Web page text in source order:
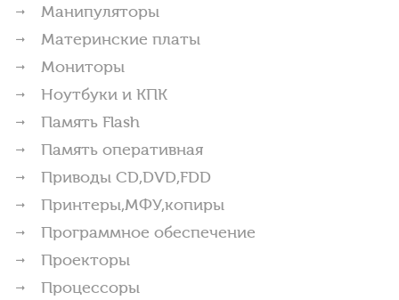
Манипуляторы
Материнские платы
Мониторы
Ноутбуки и КПК
Память Flash
Память оперативная
Приводы CD,DVD,FDD
Принтеры,МФУ,копиры
Программное обеспечение
Проекторы
Процессоры